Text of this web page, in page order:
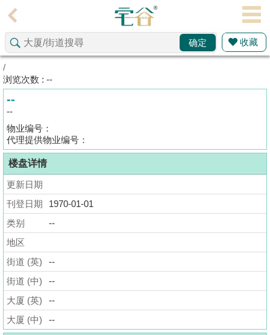
理
主
搵
成
交
业
主
放
盘
宅
谷
按
揭
地
产
确定 收藏
/
浏览次数 : --
--
--
物业编号：
代理提供物业编号：
楼盘详情
更新日期
刊登日期
1970-01-01
类别
--
地区
街道 (英)
--
街道 (中)
--
大厦 (英)
--
大厦 (中)
--